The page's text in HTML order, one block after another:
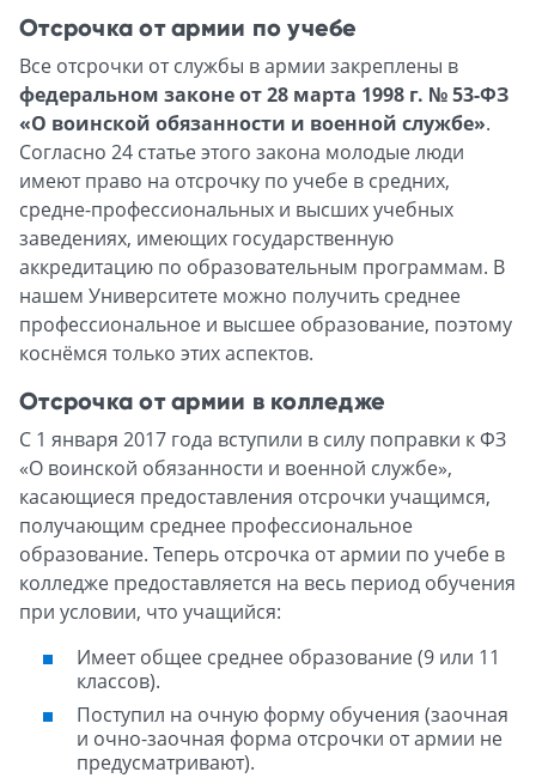
Отсрочка от армии по учебе
Все отсрочки от службы в армии закреплены в
федеральном законе от 28 марта 1998 г. № 53-ФЗ
«О воинской обязанности и военной службе».
Согласно 24 статье этого закона молодые люди
имеют право на отсрочку по учебе в средних,
средне-профессиональных и высших учебных
заведениях, имеющих государственную
аккредитацию по образовательным программам. В
нашем Университете можно получить среднее
профессиональное и высшее образование, поэтому
коснёмся только этих аспектов.
Отсрочка от армии в колледже
С 1 января 2017 года вступили в силу поправки к ФЗ
«О воинской обязанности и военной службе»,
касающиеся предоставления отсрочки учащимся,
получающим среднее профессиональное
образование. Теперь отсрочка от армии по учебе в
колледже предоставляется на весь период обучения
при условии, что учащийся:
Имеет общее среднее образование (9 или 11
классов).
Поступил на очную форму обучения (заочная
и очно-заочная форма отсрочки от армии не
предусматривают).